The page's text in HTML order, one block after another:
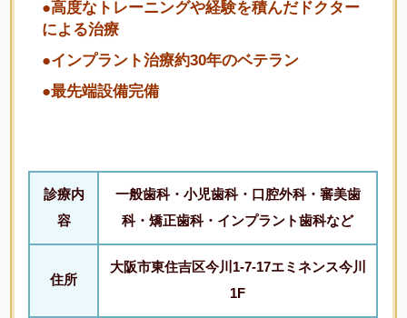
●高度なトレーニングや経験を積んだドクター
による治療
●インプラント治療約30年のベテラン
●最先端設備完備
診療内
容
一般歯科・小児歯科・口腔外科・審美歯
科・矯正歯科・インプラント歯科など
住所
大阪市東住吉区今川1-7-17エミネンス今川
1F